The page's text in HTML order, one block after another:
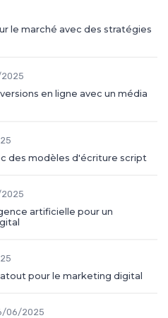
le marché avec des stratégies
en ligne avec un média
des modèles d'écriture script
artificielle pour un
pour le marketing digital
06/2025